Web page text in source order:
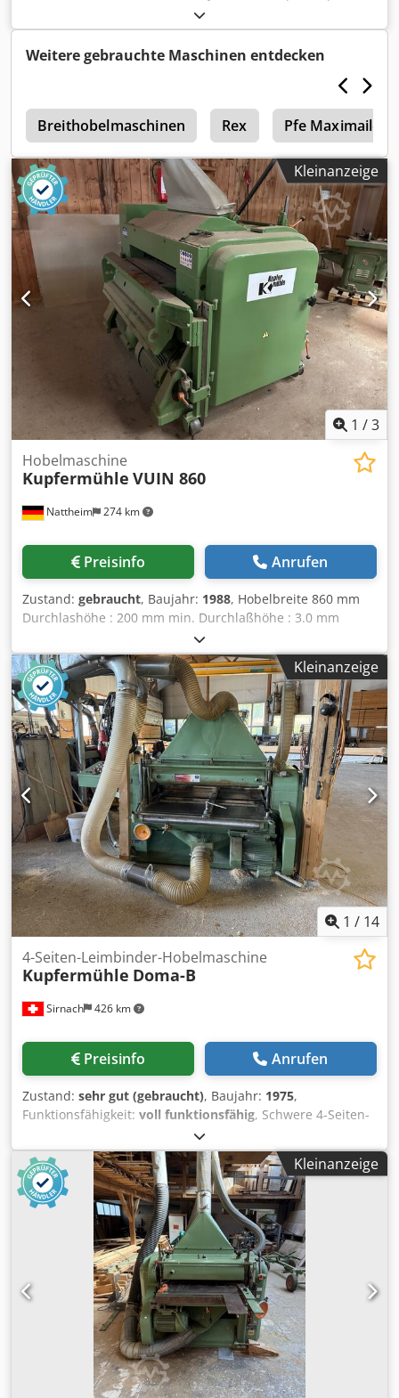
zusätzliche 5 Spindel 220mm
Weitere gebrauchte Maschinen entdecken
Breithobelmaschinen Rex Pfe Maximailer
Kleinanzeige
1 /3
Nattheim 274 km
Hobelmaschine
Kupfermühle VUIN 860
Preisinfo Anrufen
Zustand: gebraucht, Baujahr: 1988, Hobelbreite 860 mm
Durchlashöhe : 200 mm min. Durchlaßhöhe : 3.0 mm
Motor unten 18.5 kW Motor oben 7.0 / 10.0 kW Lagerort:
Nattheim Crjdpovvkc Aefx Akqsf
Kleinanzeige
1 / 14
Sirnach 426 km
4-Seiten-Leimbinder-Hobelmaschine
Kupfermühle Doma-B
Preisinfo Anrufen
Zustand: sehr gut (gebraucht), Baujahr: 1975,
Funktionsfähigkeit: voll funktionsfähig, Schwere 4-Seiten-
Hobelmaschine für die Bearbeitung grossformatiger
Leimbinder und massiver Holzquerschnitte. Technische
Daten: Hersteller: Kupfermühle Typ: DOMA-B Baujahr:
1975 Maschinennummer: 10026 Arbeitsbreite: bis 1.350
mm Arbeitshöhe: bis 300 mm Verstärkte Motoren an den
Vertikalwellen Hobelköpfe mit verstellbaren Fasenmessern
Linke Vertikalwelle elektrisch verstellbar Elektrische
Höhenverstellung Crsdpfx Aezp U Huokqef Erneuerte
Maschinensteuerung Angetriebene, geriffelte
Einzugswalze Lieferumfang: Sämtliche Absaugrohre
inklusive Sammelkollektor Vier mechanisch
höhenverstellbare Rollbahnen Besichtigung und Probelauf
nach Vereinbarung möglich.
Kleinanzeige